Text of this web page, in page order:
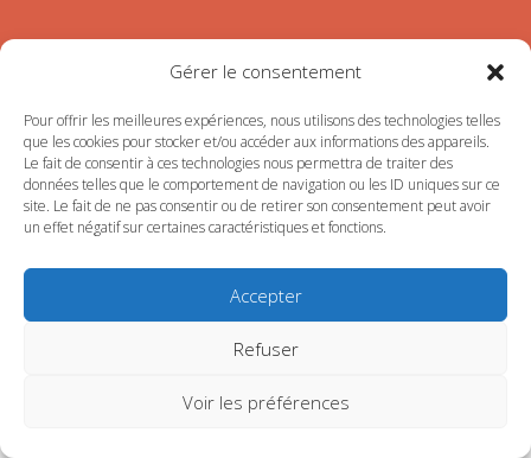
Gérer le consentement
Pour offrir les meilleures expériences, nous utilisons des technologies telles
que les cookies pour stocker et/ou accéder aux informations des appareils.
Le fait de consentir à ces technologies nous permettra de traiter des
données telles que le comportement de navigation ou les ID uniques sur ce
site. Le fait de ne pas consentir ou de retirer son consentement peut avoir
un effet négatif sur certaines caractéristiques et fonctions.
Accepter
Refuser
Voir les préférences